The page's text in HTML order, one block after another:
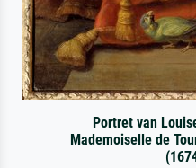
Portret van
Mademoiselle de